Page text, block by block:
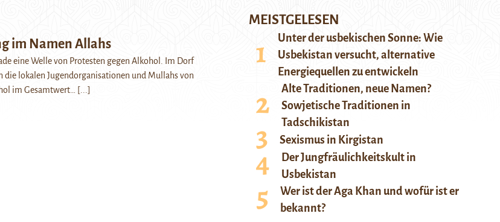
im Namen Allahs
eine Welle von Protesten gegen Alkohol. Im Dorf
die lokalen Jugendorganisationen und Mullahs von
im Gesamtwert…
[...]
MEISTGELESEN
Unter der usbekischen Sonne: Wie
Usbekistan versucht, alternative
Energiequellen zu entwickeln
Alte Traditionen, neue Namen?
Sowjetische Traditionen in
Tadschikistan
Sexismus in Kirgistan
Der Jungfräulichkeitskult in
Usbekistan
Wer ist der Aga Khan und wofür ist er
bekannt?